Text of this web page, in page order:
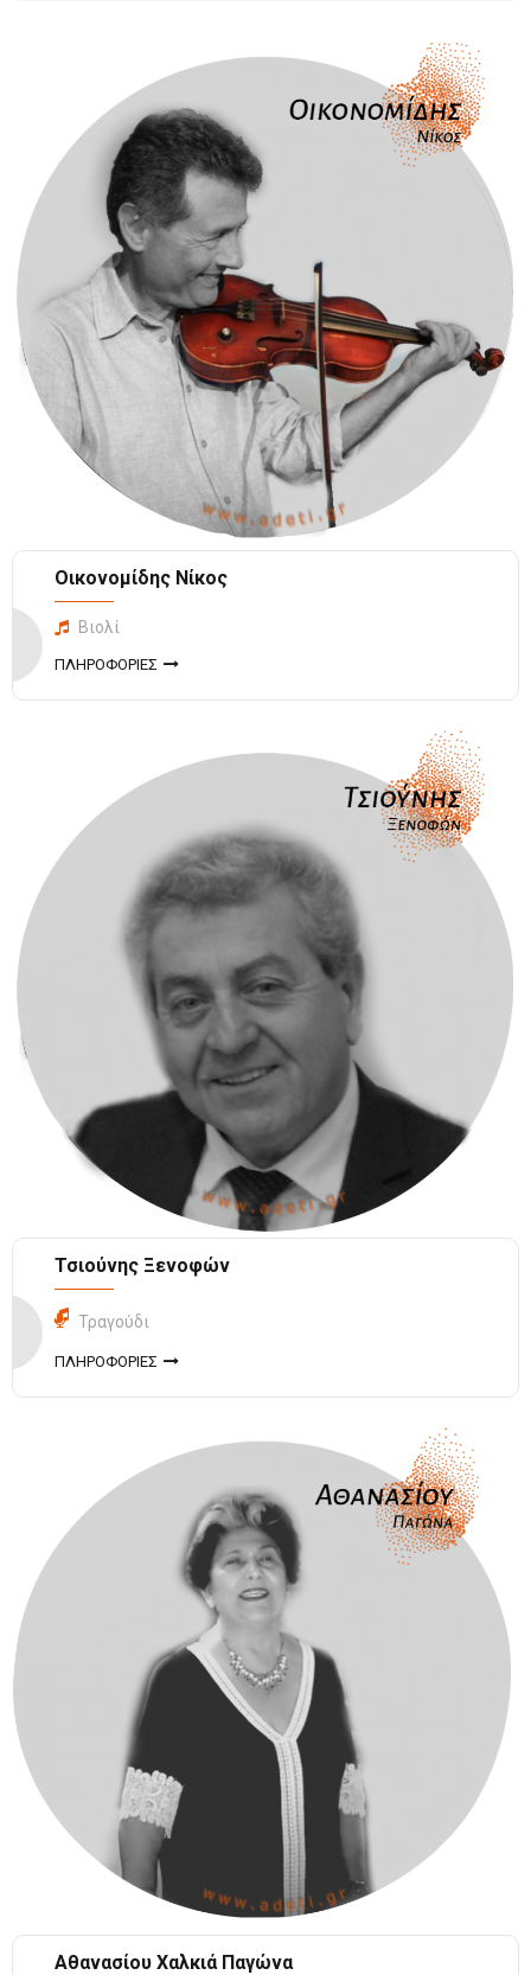
Οικονομίδης Νίκος
Βιολί
ΠΛΗΡΟΦΟΡΙΕΣ
Τσιούνης Ξενοφών
Τραγούδι
ΠΛΗΡΟΦΟΡΙΕΣ
Αθανασίου Χαλκιά Παγώνα